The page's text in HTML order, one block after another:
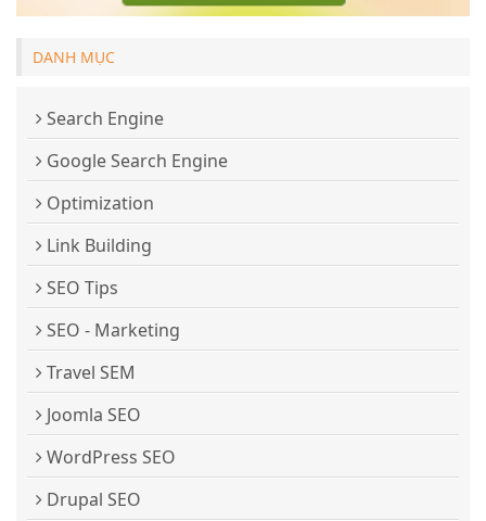
DANH MỤC
Search Engine
Google Search Engine
Optimization
Link Building
SEO Tips
SEO - Marketing
Travel SEM
Joomla SEO
WordPress SEO
Drupal SEO